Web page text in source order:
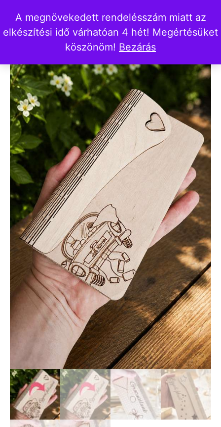
A megnövekedett rendelésszám miatt az
elkészítési idő várhatóan 4 hét! Megértésüket
köszönöm! Bezárás